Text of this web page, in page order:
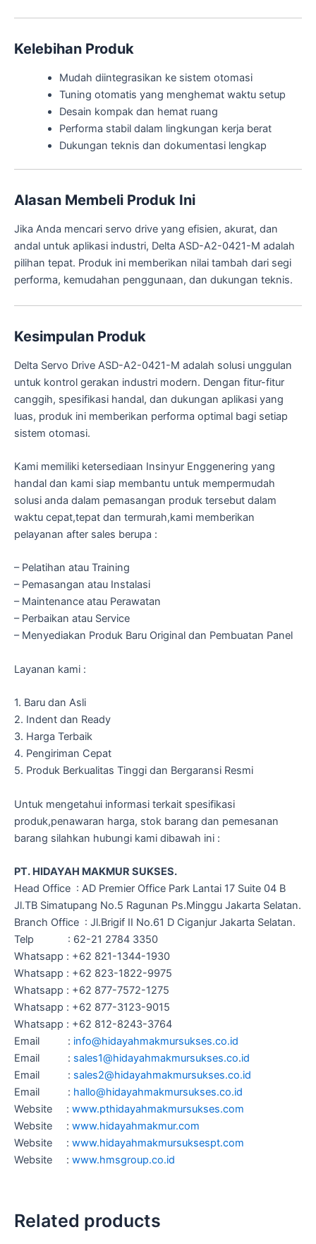
Kelebihan Produk
Mudah diintegrasikan ke sistem otomasi
Tuning otomatis yang menghemat waktu setup
Desain kompak dan hemat ruang
Performa stabil dalam lingkungan kerja berat
Dukungan teknis dan dokumentasi lengkap
Alasan Membeli Produk Ini
Jika Anda mencari servo drive yang efisien, akurat, dan
andal untuk aplikasi industri, Delta ASD-A2-0421-M adalah
pilihan tepat. Produk ini memberikan nilai tambah dari segi
performa, kemudahan penggunaan, dan dukungan teknis.
Kesimpulan Produk
Delta Servo Drive ASD-A2-0421-M adalah solusi unggulan
untuk kontrol gerakan industri modern. Dengan fitur-fitur
canggih, spesifikasi handal, dan dukungan aplikasi yang
luas, produk ini memberikan performa optimal bagi setiap
sistem otomasi.
Kami memiliki ketersediaan Insinyur Enggenering yang
handal dan kami siap membantu untuk mempermudah
solusi anda dalam pemasangan produk tersebut dalam
waktu cepat,tepat dan termurah,kami memberikan
pelayanan after sales berupa :
– Pelatihan atau Training
– Pemasangan atau Instalasi
– Maintenance atau Perawatan
– Perbaikan atau Service
– Menyediakan Produk Baru Original dan Pembuatan Panel
Layanan kami :
1. Baru dan Asli
2. Indent dan Ready
3. Harga Terbaik
4. Pengiriman Cepat
5. Produk Berkualitas Tinggi dan Bergaransi Resmi
Untuk mengetahui informasi terkait spesifikasi
produk,penawaran harga, stok barang dan pemesanan
barang silahkan hubungi kami dibawah ini :
PT. HIDAYAH MAKMUR SUKSES.
Head Office : AD Premier Office Park Lantai 17 Suite 04 B
Jl.TB Simatupang No.5 Ragunan Ps.Minggu Jakarta Selatan.
Branch Office : Jl.Brigif II No.61 D Ciganjur Jakarta Selatan.
Telp : 62-21 2784 3350
Whatsapp : +62 821-1344-1930
Whatsapp : +62 823-1822-9975
Whatsapp : +62 877-7572-1275
Whatsapp : +62 877-3123-9015
Whatsapp : +62 812-8243-3764
Email : info@hidayahmakmursukses.co.id
Email : sales1@hidayahmakmursukses.co.id
Email : sales2@hidayahmakmursukses.co.id
Email : hallo@hidayahmakmursukses.co.id
Website : www.pthidayahmakmursukses.com
Website : www.hidayahmakmur.com
Website : www.hidayahmakmursuksespt.com
Website : www.hmsgroup.co.id
Related products